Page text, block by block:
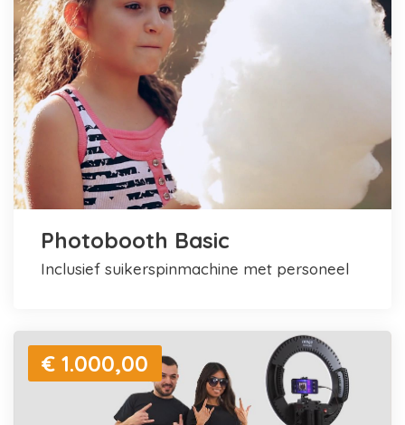
Photobooth Basic
inclusief suikerspinmachine met personeel
€ 1.000,00